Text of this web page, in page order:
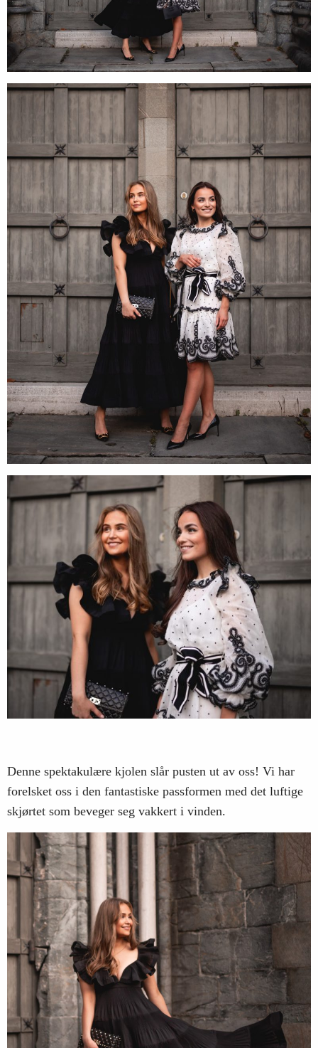
Denne spektakulære kjolen slår pusten ut av oss! Vi har
forelsket oss i den fantastiske passformen med det luftige
skjørtet som beveger seg vakkert i vinden.